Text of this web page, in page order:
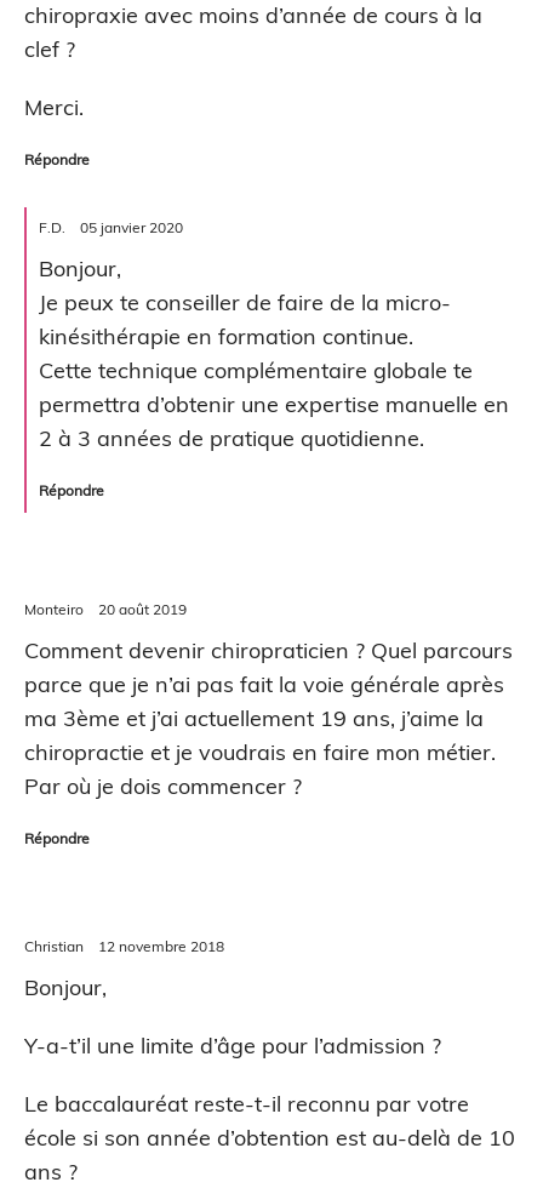
chiropraxie avec moins d’année de cours à la
clef ?
Merci.
Répondre
F.D. 05 janvier 2020
Bonjour,
Je peux te conseiller de faire de la micro-
kinésithérapie en formation continue.
Cette technique complémentaire globale te
permettra d’obtenir une expertise manuelle en
2 à 3 années de pratique quotidienne.
Répondre
Monteiro 20 août 2019
Comment devenir chiropraticien ? Quel parcours
parce que je n’ai pas fait la voie générale après
ma 3ème et j’ai actuellement 19 ans, j’aime la
chiropractie et je voudrais en faire mon métier.
Par où je dois commencer ?
Répondre
Christian 12 novembre 2018
Bonjour,
Y-a-t’il une limite d’âge pour l’admission ?
Le baccalauréat reste-t-il reconnu par votre
école si son année d’obtention est au-delà de 10
ans ?